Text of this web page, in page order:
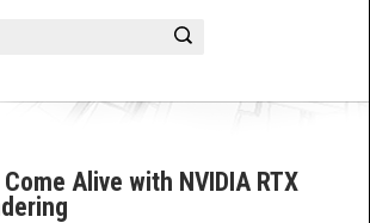
Come Alive with NVIDIA RTX